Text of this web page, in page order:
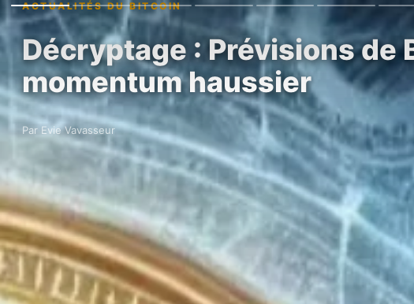
ACTUALITÉS DU BITCOIN
Décryptage : Prévisions de
momentum haussier
Par Evie Vavasseur